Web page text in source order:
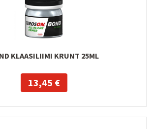
KLAASILIIMI KRUNT 25ML
13,45 €